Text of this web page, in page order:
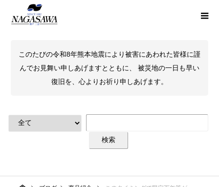
このたびの令和8年熊本地震により被害にあわれた皆様に謹
んでお見舞い申しあげますとともに、 被災地の一日も早い
復旧を、心よりお祈り申しあげます。